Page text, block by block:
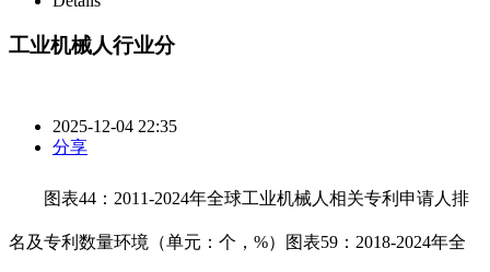
工业机械人行业分
2025-12-04 22:35
分享
图表44：2011-2024年全球工业机械人相关专利申请人排
名及专利数量环境（单元：个，%）图表59：2018-2024年全